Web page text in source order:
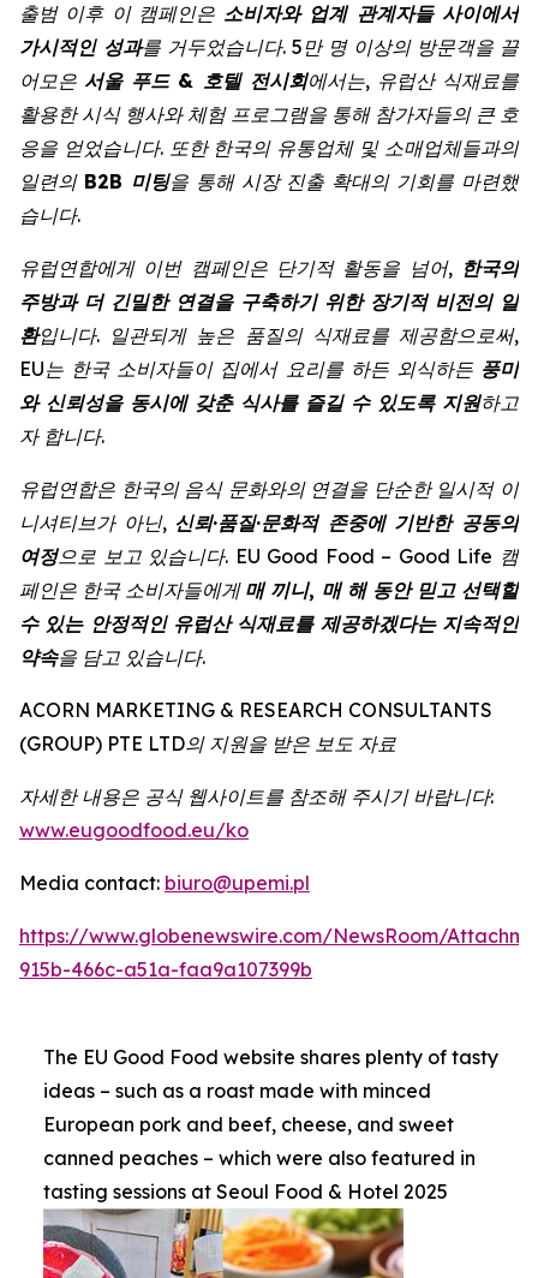
출범 이후 이 캠페인은 소비자와 업계 관계자들 사이에서
가시적인 성과를 거두었습니다. 5만 명 이상의 방문객을 끌
어모은 서울 푸드 & 호텔 전시회에서는, 유럽산 식재료를
활용한 시식 행사와 체험 프로그램을 통해 참가자들의 큰 호
응을 얻었습니다. 또한 한국의 유통업체 및 소매업체들과의
일련의 B2B 미팅을 통해 시장 진출 확대의 기회를 마련했
습니다.
유럽연합에게 이번 캠페인은 단기적 활동을 넘어, 한국의
주방과 더 긴밀한 연결을 구축하기 위한 장기적 비전의 일
환입니다. 일관되게 높은 품질의 식재료를 제공함으로써,
EU는 한국 소비자들이 집에서 요리를 하든 외식하든 풍미
와 신뢰성을 동시에 갖춘 식사를 즐길 수 있도록 지원하고
자 합니다.
유럽연합은 한국의 음식 문화와의 연결을 단순한 일시적 이
니셔티브가 아닌, 신뢰·품질·문화적 존중에 기반한 공동의
여정으로 보고 있습니다. EU Good Food – Good Life 캠
페인은 한국 소비자들에게 매 끼니, 매 해 동안 믿고 선택할
수 있는 안정적인 유럽산 식재료를 제공하겠다는 지속적인
약속을 담고 있습니다.
ACORN MARKETING & RESEARCH CONSULTANTS
(GROUP) PTE LTD의 지원을 받은 보도 자료
자세한 내용은 공식 웹사이트를 참조해 주시기 바랍니다:
www.eugoodfood.eu/ko
Media contact: biuro@upemi.pl
https://www.globenewswire.com/NewsRoom/
915b-466c-a51a-faa9a107399b
The EU Good Food website shares plenty of tasty
ideas – such as a roast made with minced
European pork and beef, cheese, and sweet
canned peaches – which were also featured in
tasting sessions at Seoul Food & Hotel 2025